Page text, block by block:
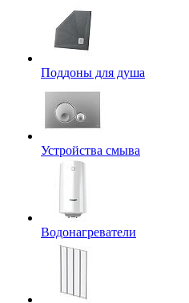
Поддоны для душа
Устройства смыва
Водонагреватели